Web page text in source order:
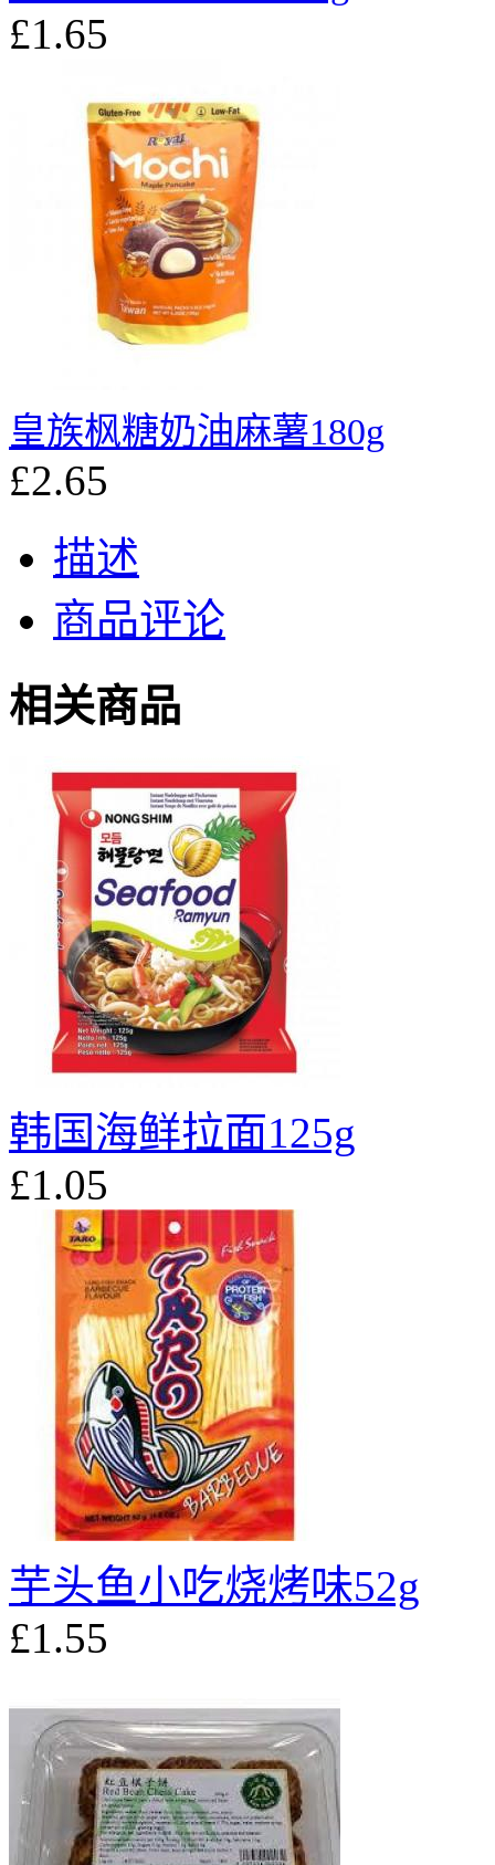
£1.65
皇族枫糖奶油麻薯180g
£2.65
描述
商品评论
相关商品
韩国海鲜拉面125g
£1.05
芋头鱼小吃烧烤味52g
£1.55